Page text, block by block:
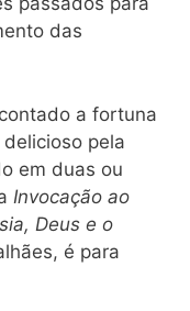
das
a fortuna
pela
em duas ou
Invocação ao
Deus e o
é para